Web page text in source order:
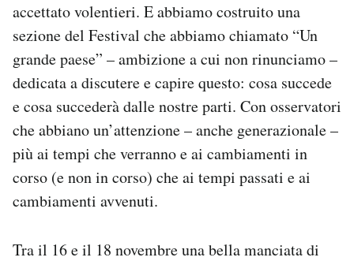
accettato volentieri. E abbiamo costruito una
sezione del Festival che abbiamo chiamato “Un
grande paese” – ambizione a cui non rinunciamo –
dedicata a discutere e capire questo: cosa succede
e cosa succederà dalle nostre parti. Con osservatori
che abbiano un’attenzione – anche generazionale –
più ai tempi che verranno e ai cambiamenti in
corso (e non in corso) che ai tempi passati e ai
cambiamenti avvenuti.
Tra il 16 e il 18 novembre una bella manciata di